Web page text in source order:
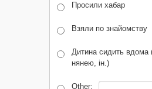
Просили хабар
Взяли по знайомству
Дитина сидить вдома
нянею, ін.)
Other: